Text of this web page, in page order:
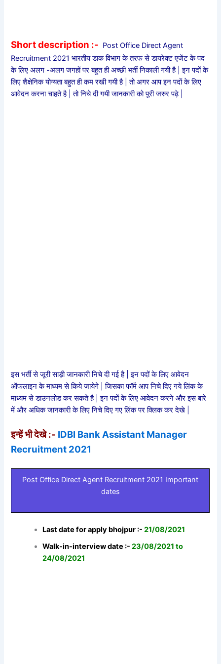
Short description :- Post Office Direct Agent
Recruitment 2021 भारतीय डाक विभाग के तरफ से डायरेक्ट एजेंट के पद
के लिए अलग -अलग जगहों पर बहुत ही अच्छी भर्ती निकाली गयी है | इन पदों के
लिए शैक्षेनिक योग्यता बहुत ही कम रखी गयी है | तो अगर आप इन पदों के लिए
आवेदन करना चाहते है | तो निचे दी गयी जानकारी को पूरी जरुर पढ़े |
इस भर्ती से जूरी साड़ी जानकारी निचे दी गई है | इन पदों के लिए आवेदन
ऑफलाइन के माध्यम से किये जायेगे | जिसका फॉर्म आप निचे दिए गये लिंक के
माध्यम से डाउनलोड कर सकते है | इन पदों के लिए आवेदन करने और इस बारे
में और अधिक जानकारी के लिए निचे दिए गए लिंक पर क्लिक कर देखे |
इन्हें भी देखे :- IDBI Bank Assistant Manager
Recruitment 2021
Post Office Direct Agent Recruitment 2021 Important
dates
Last date for apply bhojpur :- 21/08/2021
Walk-in-interview date :-23/08/2021 to
24/08/2021